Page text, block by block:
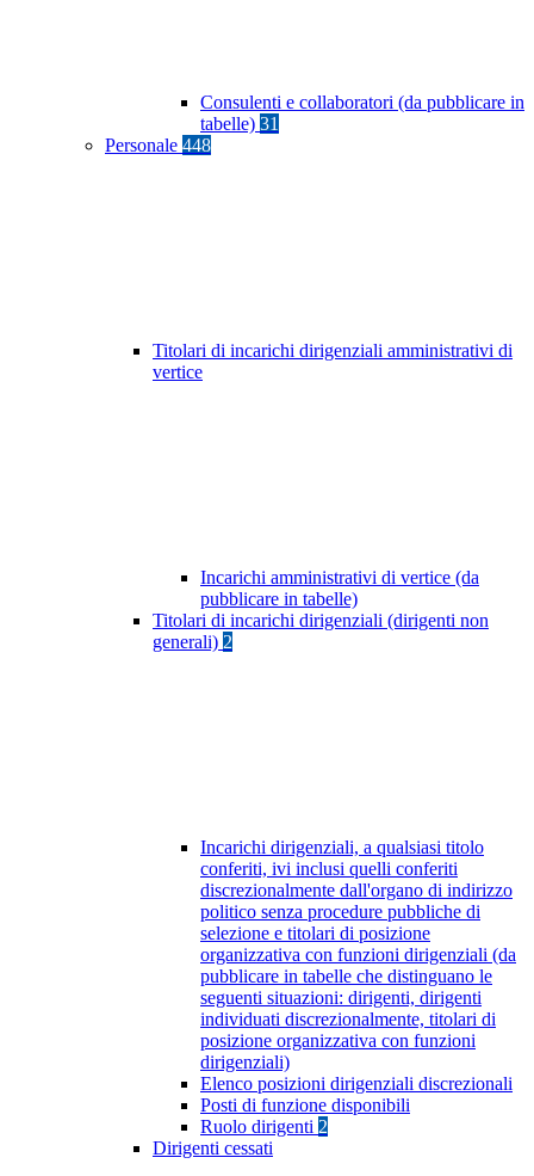
Consulenti e collaboratori (da pubblicare in
tabelle) 31
Personale 448
Titolari di incarichi dirigenziali amministrativi di
vertice
Incarichi amministrativi di vertice (da
pubblicare in tabelle)
Titolari di incarichi dirigenziali (dirigenti non
generali) 2
Incarichi dirigenziali, a qualsiasi titolo
conferiti, ivi inclusi quelli conferiti
discrezionalmente dall'organo di indirizzo
politico senza procedure pubbliche di
selezione e titolari di posizione
organizzativa con funzioni dirigenziali (da
pubblicare in tabelle che distinguano le
seguenti situazioni: dirigenti, dirigenti
individuati discrezionalmente, titolari di
posizione organizzativa con funzioni
dirigenziali)
Elenco posizioni dirigenziali discrezionali
Posti di funzione disponibili
Ruolo dirigenti 2
Dirigenti cessati